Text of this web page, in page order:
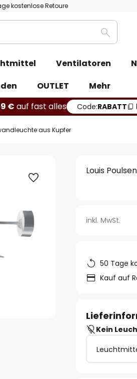
kostenlose Retoure
Suche
Ventilatoren
OUTLET
Mehr
€ auf fast alles Code:RABATT
aus Kupfer
Louis
inkl. MwSt.
50 Tage
Kauf auf
Kein